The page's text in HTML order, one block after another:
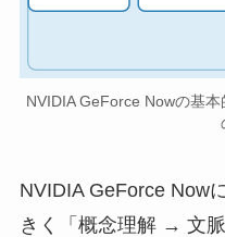
NVIDIA GeForce Nowの基本
NVIDIA GeForce Now
きく「概念理解 → 文